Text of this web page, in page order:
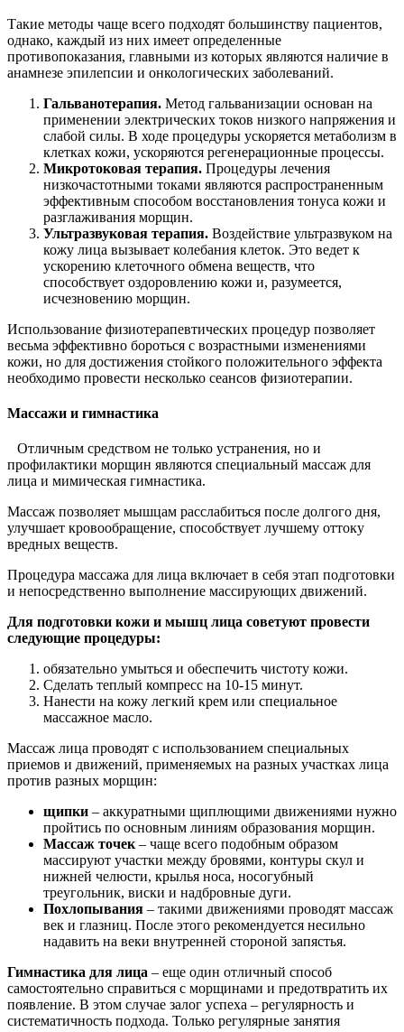
Такие методы чаще всего подходят большинству пациентов,
однако, каждый из них имеет определенные
противопоказания, главными из которых являются наличие в
анамнезе эпилепсии и онкологических заболеваний.
Гальванотерапия. Метод гальванизации основан на
применении электрических токов низкого напряжения и
слабой силы. В ходе процедуры ускоряется метаболизм в
клетках кожи, ускоряются регенерационные процессы.
Микротоковая терапия. Процедуры лечения
низкочастотными токами являются распространенным
эффективным способом восстановления тонуса кожи и
разглаживания морщин.
Ультразвуковая терапия. Воздействие ультразвуком на
кожу лица вызывает колебания клеток. Это ведет к
ускорению клеточного обмена веществ, что
способствует оздоровлению кожи и, разумеется,
исчезновению морщин.
Использование физиотерапевтических процедур позволяет
весьма эффективно бороться с возрастными изменениями
кожи, но для достижения стойкого положительного эффекта
необходимо провести несколько сеансов физиотерапии.
Массажи и гимнастика
Отличным средством не только устранения, но и
профилактики морщин являются специальный массаж для
лица и мимическая гимнастика.
Массаж позволяет мышцам расслабиться после долгого дня,
улучшает кровообращение, способствует лучшему оттоку
вредных веществ.
Процедура массажа для лица включает в себя этап подготовки
и непосредственно выполнение массирующих движений.
Для подготовки кожи и мышц лица советуют провести
следующие процедуры:
обязательно умыться и обеспечить чистоту кожи.
Сделать теплый компресс на 10-15 минут.
Нанести на кожу легкий крем или специальное
массажное масло.
Массаж лица проводят с использованием специальных
приемов и движений, применяемых на разных участках лица
против разных морщин:
щипки – аккуратными щиплющими движениями нужно
пройтись по основным линиям образования морщин.
Массаж точек – чаще всего подобным образом
массируют участки между бровями, контуры скул и
нижней челюсти, крылья носа, носогубный
треугольник, виски и надбровные дуги.
Похлопывания – такими движениями проводят массаж
век и глазниц. После этого рекомендуется несильно
надавить на веки внутренней стороной запястья.
Гимнастика для лица – еще один отличный способ
самостоятельно справиться с морщинами и предотвратить их
появление. В этом случае залог успеха – регулярность и
систематичность подхода. Только регулярные занятия